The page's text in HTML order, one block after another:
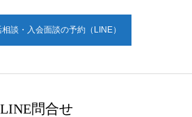
相談・入会面談の予約（LINE）
LINE問合せ